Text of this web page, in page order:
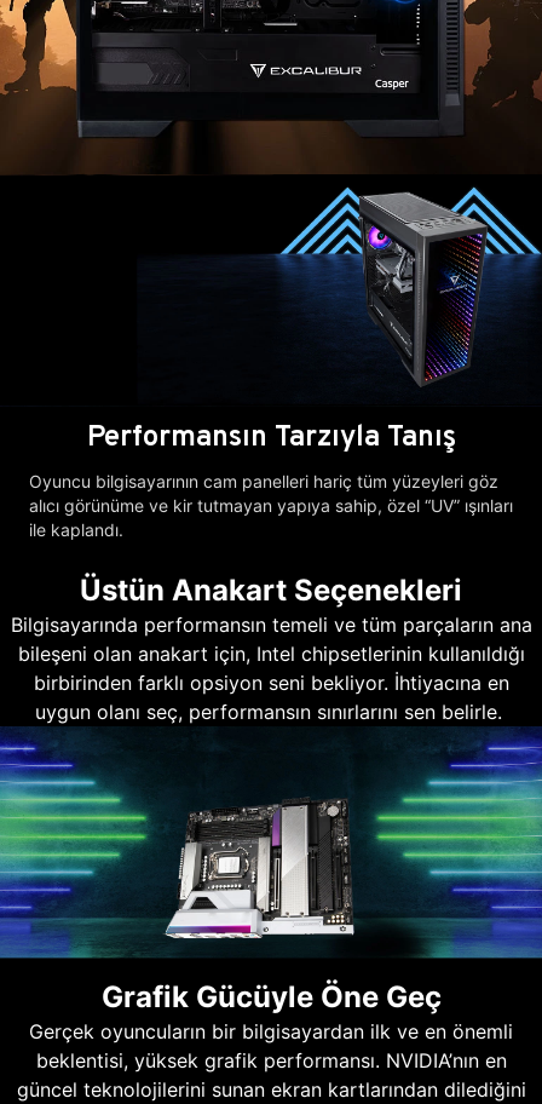
Performansın Tarzıyla Tanış
Oyuncu bilgisayarının cam panelleri hariç tüm yüzeyleri göz
alıcı görünüme ve kir tutmayan yapıya sahip, özel “UV” ışınları
ile kaplandı.
Üstün Anakart Seçenekleri
Bilgisayarında performansın temeli ve tüm parçaların ana
bileşeni olan anakart için, Intel chipsetlerinin kullanıldığı
birbirinden farklı opsiyon seni bekliyor. İhtiyacına en
uygun olanı seç, performansın sınırlarını sen belirle.
Grafik Gücüyle Öne Geç
Gerçek oyuncuların bir bilgisayardan ilk ve en önemli
beklentisi, yüksek grafik performansı. NVIDIA’nın en
güncel teknolojilerini sunan ekran kartlarından dilediğini